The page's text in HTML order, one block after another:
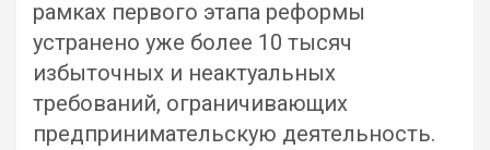
рамках первого этапа реформы
устранено уже более 10 тысяч
избыточных и неактуальных
требований, ограничивающих
предпринимательскую деятельность.